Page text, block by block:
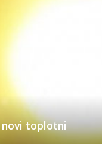
novi toplotni